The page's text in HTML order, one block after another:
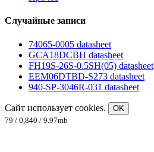
Случайные записи
74065-0005 datasheet
GCA18DCBH datasheet
FH19S-26S-0.5SH(05) datasheet
EEM06DTBD-S273 datasheet
940-SP-3046R-031 datasheet
Сайт использует cookies.
OK
79 / 0,840 / 9.97mb